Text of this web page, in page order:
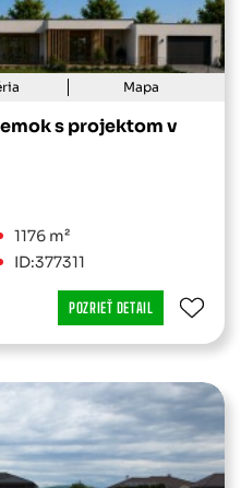
Mapa
s projektom v
1176 m²
ID:377311
POZRIEŤ DETAIL